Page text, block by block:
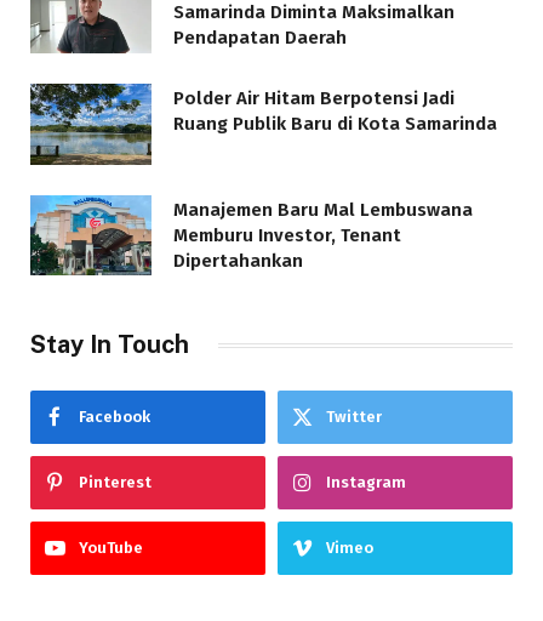
Samarinda Diminta Maksimalkan
Pendapatan Daerah
Polder Air Hitam Berpotensi Jadi
Ruang Publik Baru di Kota Samarinda
Manajemen Baru Mal Lembuswana
Memburu Investor, Tenant
Dipertahankan
Stay In Touch
Facebook Twitter
Pinterest Instagram
YouTube Vimeo